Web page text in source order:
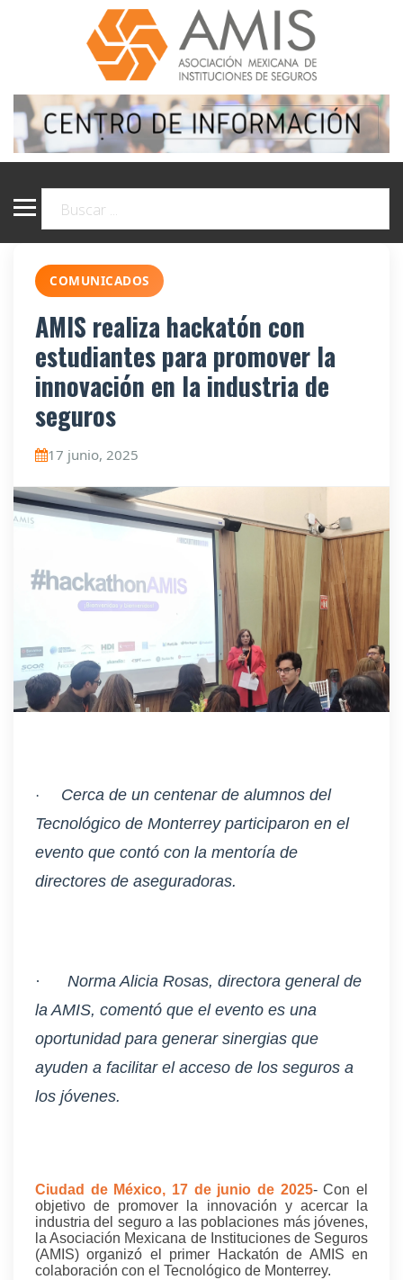
COMUNICADOS
AMIS realiza hackatón con
estudiantes para promover la
innovación en la industria de
seguros
17 junio, 2025
·
Cerca de un centenar de alumnos del
Tecnológico de Monterrey participaron en el
evento que contó con la mentoría de
directores de aseguradoras.
·
Norma Alicia Rosas, directora general de
la AMIS, comentó que el evento es una
oportunidad para generar sinergias que
ayuden a facilitar el acceso de los seguros a
los jóvenes.
Ciudad de México, 17 de junio de 2025-Con el
objetivo de promover la innovación y acercar la
industria del seguro a las poblaciones más jóvenes,
la Asociación Mexicana de Instituciones de Seguros
(AMIS) organizó el primer Hackatón de AMIS en
colaboración con el Tecnológico de Monterrey.